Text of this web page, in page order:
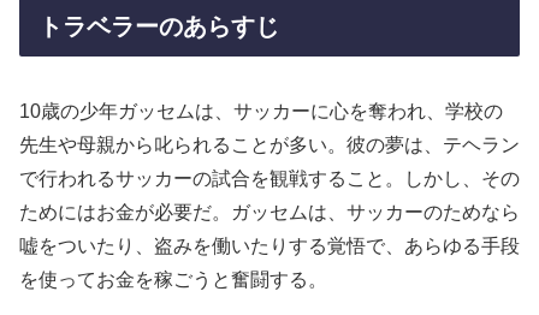
トラベラーのあらすじ
10歳の少年ガッセムは、サッカーに心を奪われ、学校の
先生や母親から叱られることが多い。彼の夢は、テヘラン
で行われるサッカーの試合を観戦すること。しかし、その
ためにはお金が必要だ。ガッセムは、サッカーのためなら
嘘をついたり、盗みを働いたりする覚悟で、あらゆる手段
を使ってお金を稼ごうと奮闘する。